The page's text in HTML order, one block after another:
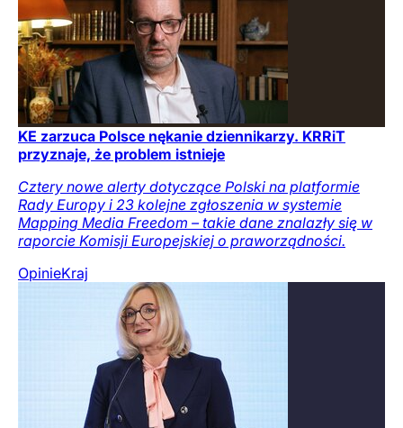
KE zarzuca Polsce nękanie dziennikarzy. KRRiT
przyznaje, że problem istnieje
Cztery nowe alerty dotyczące Polski na platformie
Rady Europy i 23 kolejne zgłoszenia w systemie
Mapping Media Freedom – takie dane znalazły się w
raporcie Komisji Europejskiej o praworządności.
OpinieKraj